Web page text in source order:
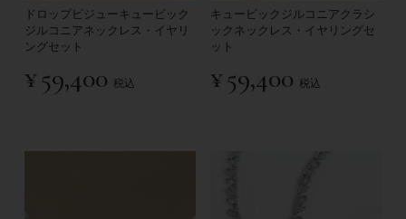
ドロップビジューキュービック
ジルコニアネックレス・イヤリ
ングセット
¥59,400 税込
キュービックジルコニアクラシ
ックネックレス・イヤリングセ
ット
¥59,400 税込